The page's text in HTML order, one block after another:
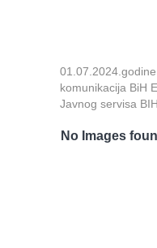
komunikacija BiH
Javnog servisa BIH
No Images